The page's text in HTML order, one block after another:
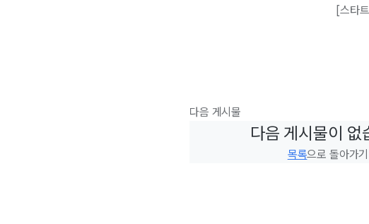
[스타
다음 게시물
다음 게시물이 없
목록으로 돌아가기